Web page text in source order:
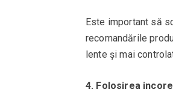
Este important să
recomandările
lente și mai
4. Folosirea